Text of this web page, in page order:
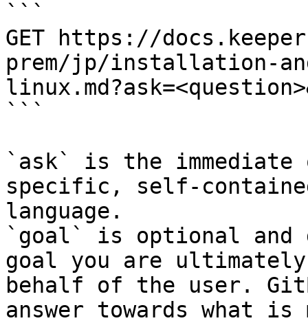
```
GET https://
prem/jp/installation-
```
`ask` is the
specific, self-
language.
`goal` is optional and
goal you are
behalf of the user.
answer towards what